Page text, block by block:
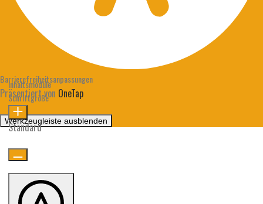
Barrierefreiheitsanpassungen
Präsentiert von OneTap
Werkzeugleiste ausblenden
Inhaltsmodule
Schriftgröße
Standard